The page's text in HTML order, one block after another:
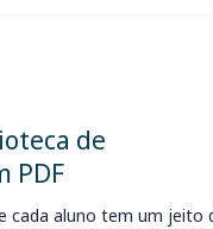
de
PDF
cada aluno tem um jeito